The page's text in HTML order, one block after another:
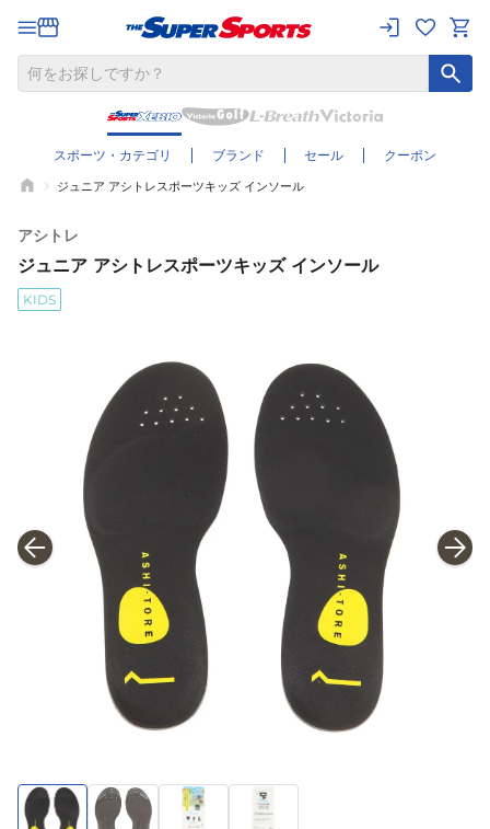
スポーツ・カテゴリ ブランド セール クーポン
ジュニア アシトレスポーツキッズ インソール
アシトレ
ジュニア アシトレスポーツキッズ インソール
KIDS